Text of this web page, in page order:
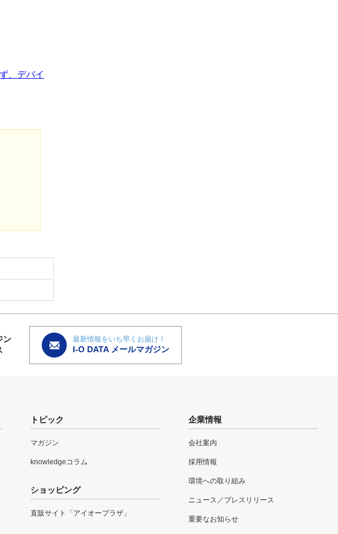
、デバイ
ン
最新情報をいち早くお届け！
I-O DATA メールマガジン
トピック
マガジン
knowledgeコラム
ショッピング
直販サイト「アイオープラザ」
企業情報
会社案内
採用情報
環境への取り組み
ニュース／プレスリリース
重要なお知らせ